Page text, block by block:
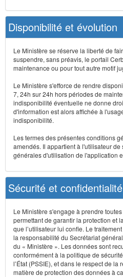
Disponibilité et évolution
Le Ministère se réserve la liberté de
suspendre, sans préavis, le portail
maintenance ou pour tout autre motif
Le Ministère s'efforce de rendre
7, 24h sur 24h hors périodes de
indisponibilité éventuelle ne donne
d'information est alors affichée à
indisponibilité.
Les termes des présentes conditions
amendés. Il appartient à l'utilisateur
générales d'utilisation de l'application
Sécurité et
Le Ministère s'engage à prendre
permettant de garantir la protection et
que l’utilisateur lui confie. Le
la responsabilité du Secrétariat
du « Ministère ». Les données sont
conformément à la politique de
l’État (PSSIE), et dans le respect de
matière de protection des données à